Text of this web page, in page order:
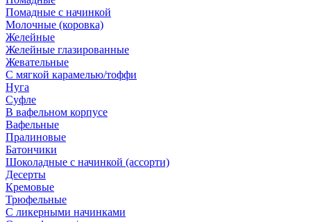
Помадные с начинкой
Молочные (коровка)
Желейные
Желейные глазированные
Жевательные
С мягкой карамелью/тоффи
Нуга
Суфле
В вафельном корпусе
Вафельные
Пралиновые
Батончики
Шоколадные с начинкой (ассорти)
Десерты
Кремовые
Трюфельные
С ликерными начинками